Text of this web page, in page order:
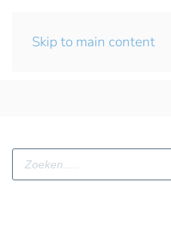
Skip to main content
Producten
zoeken